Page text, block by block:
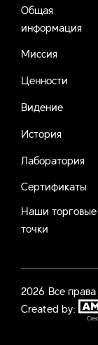
Общая
информация
Миссия
Ценности
Видение
История
Лаборатория
Сертификаты
Наши торговые
точки
2026 Все
Created by: